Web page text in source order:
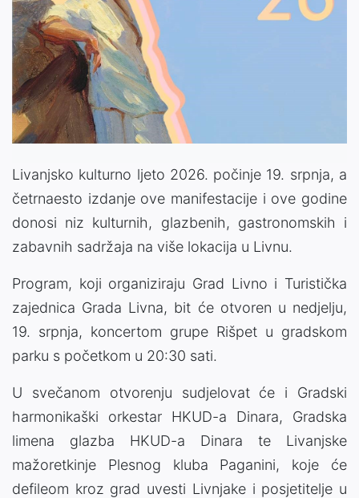
Livanjsko kulturno ljeto 2026. počinje 19. srpnja, a
četrnaesto izdanje ove manifestacije i ove godine
donosi niz kulturnih, glazbenih, gastronomskih i
zabavnih sadržaja na više lokacija u Livnu.
Program, koji organiziraju Grad Livno i Turistička
zajednica Grada Livna, bit će otvoren u nedjelju,
19. srpnja, koncertom grupe Rišpet u gradskom
parku s početkom u 20:30 sati.
U svečanom otvorenju sudjelovat će i Gradski
harmonikaški orkestar HKUD-a Dinara, Gradska
limena glazba HKUD-a Dinara te Livanjske
mažoretkinje Plesnog kluba Paganini, koje će
defileom kroz grad uvesti Livnjake i posjetitelje u